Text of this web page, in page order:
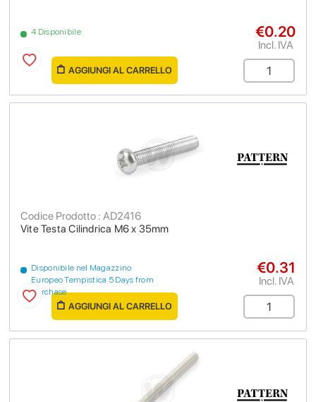
4 Disponibile €0.20
Incl. IVA
AGGIUNGI AL CARRELLO
Vite Testa Cilindrica M6 x 35mm
Codice Prodotto : AD2416
Disponibile nel Magazzino
Europeo Tempistica 5 Days from
purchase
€0.31
Incl. IVA
AGGIUNGI AL CARRELLO